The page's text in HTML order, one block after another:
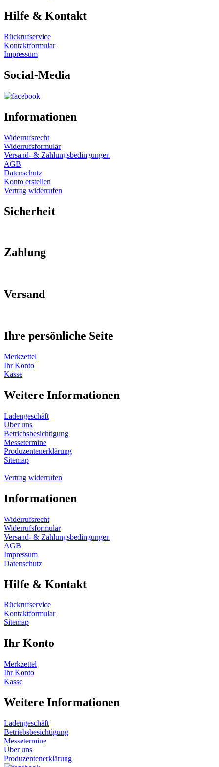
Hilfe & Kontakt
Rückrufservice
Kontaktformular
Impressum
Social-Media
Informationen
Widerrufsrecht
Widerrufsformular
Versand- & Zahlungsbedingungen
AGB
Datenschutz
Konto erstellen
Vertrag widerrufen
Sicherheit
Zahlung
Versand
Ihre persönliche Seite
Merkzettel
Ihr Konto
Kasse
Weitere Informationen
Ladengeschäft
Über uns
Betriebsbesichtigung
Messetermine
Produzentenerklärung
Sitemap
Vertrag widerrufen
Informationen
Widerrufsrecht
Widerrufsformular
Versand- & Zahlungsbedingungen
AGB
Impressum
Datenschutz
Hilfe & Kontakt
Rückrufservice
Kontaktformular
Sitemap
Ihr Konto
Merkzettel
Ihr Konto
Kasse
Weitere Informationen
Ladengeschäft
Betriebsbesichtigung
Messetermine
Über uns
Produzentenerklärung